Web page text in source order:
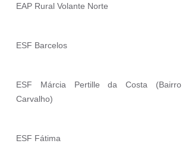
EAP Rural Volante Norte
ESF Barcelos
ESF Márcia Pertille da Costa (Bairro
Carvalho)
ESF Fátima